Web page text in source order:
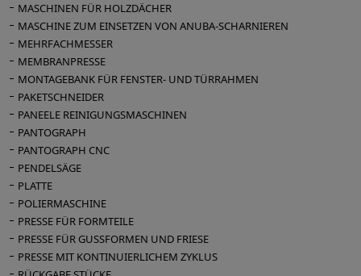
MASCHINEN FÜR HOLZDÄCHER
MASCHINE ZUM EINSETZEN VON ANUBA-SCHARNIEREN
MEHRFACHMESSER
MEMBRANPRESSE
MONTAGEBANK FÜR FENSTER- UND TÜRRAHMEN
PAKETSCHNEIDER
PANEELE REINIGUNGSMASCHINEN
PANTOGRAPH
PANTOGRAPH CNC
PENDELSÄGE
PLATTE
POLIERMASCHINE
PRESSE FÜR FORMTEILE
PRESSE FÜR GUSSFORMEN UND FRIESE
PRESSE MIT KONTINUIERLICHEM ZYKLUS